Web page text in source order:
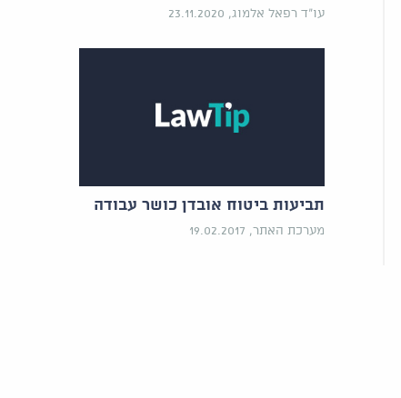
עו"ד רפאל אלמוג, 23.11.2020
תביעות ביטוח אובדן כושר עבודה
מערכת האתר, 19.02.2017